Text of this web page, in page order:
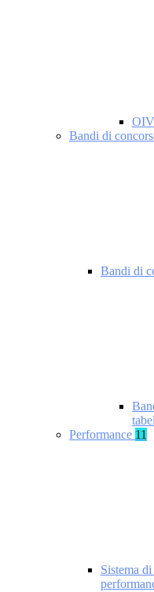
Bandi di
Bandi di
Performance 11
Sistema